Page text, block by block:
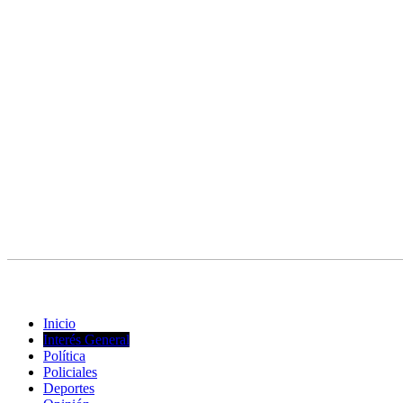
Inicio
Interés General
Política
Policiales
Deportes